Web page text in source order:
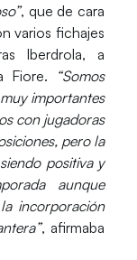
, que de cara
varios fichajes
Iberdrola, a
Fiore. “Somos
importantes
con jugadoras
pero la
positiva y
aunque
incorporación
, afirmaba